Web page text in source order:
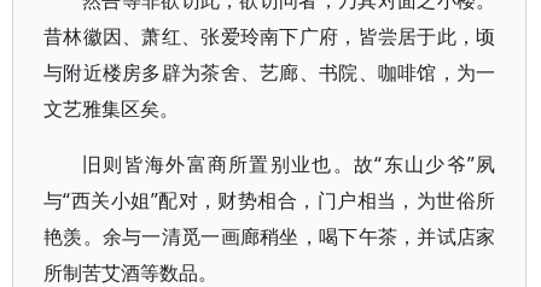
昔林徽因、萧红、张爱玲南下广府，皆尝居于此，顷
与附近楼房多辟为茶舍、艺廊、书院、咖啡馆，为一
文艺雅集区矣。
旧则皆海外富商所置别业也。故“东山少爷”夙
与“西关小姐”配对，财势相合，门户相当，为世俗所
艳羡。余与一清觅一画廊稍坐，喝下午茶，并试店家
所制苦艾酒等数品。